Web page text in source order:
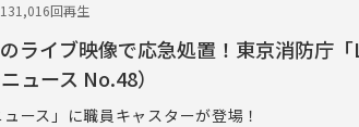
1,016回再生
のライブ映像で応急処置！東京消防庁
ュース No.48）
ース」に職員キャスターが登場！